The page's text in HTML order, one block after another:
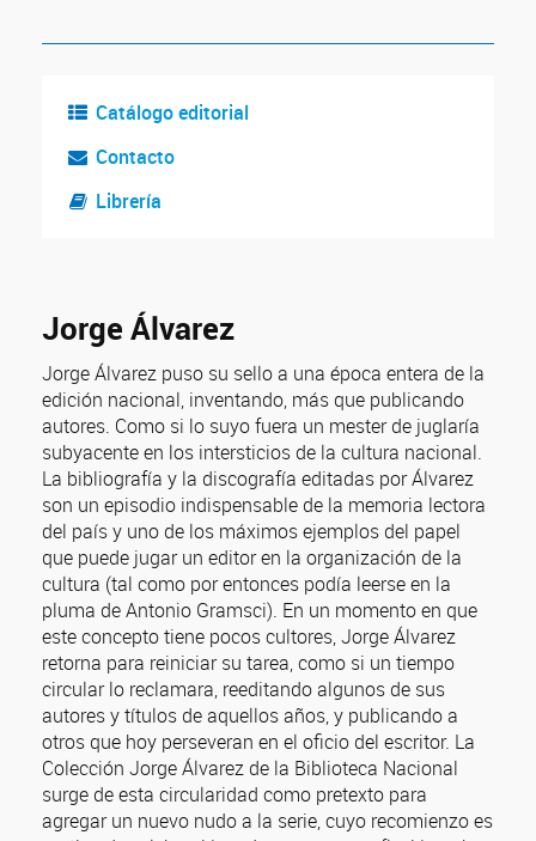
Catálogo editorial
Contacto
Librería
Jorge Álvarez
Jorge Álvarez puso su sello a una época entera de la
edición nacional, inventando, más que publicando
autores. Como si lo suyo fuera un mester de juglaría
subyacente en los intersticios de la cultura nacional.
La bibliografía y la discografía editadas por Álvarez
son un episodio indispensable de la memoria lectora
del país y uno de los máximos ejemplos del papel
que puede jugar un editor en la organización de la
cultura (tal como por entonces podía leerse en la
pluma de Antonio Gramsci). En un momento en que
este concepto tiene pocos cultores, Jorge Álvarez
retorna para reiniciar su tarea, como si un tiempo
circular lo reclamara, reeditando algunos de sus
autores y títulos de aquellos años, y publicando a
otros que hoy perseveran en el oficio del escritor. La
Colección Jorge Álvarez de la Biblioteca Nacional
surge de esta circularidad como pretexto para
agregar un nuevo nudo a la serie, cuyo recomienzo es